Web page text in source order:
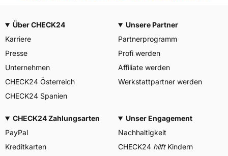
Über CHECK24
Karriere
Presse
Unternehmen
CHECK24 Österreich
CHECK24 Spanien
Unsere Partner
Partnerprogramm
Profi werden
Affiliate werden
Werkstattpartner werden
CHECK24 Zahlungsarten
PayPal
Kreditkarten
Unser Engagement
Nachhaltigkeit
CHECK24 hilftKindern